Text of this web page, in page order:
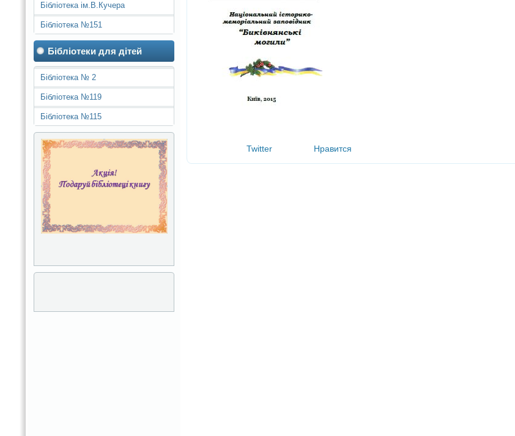
Бібліотека ім.В.Кучера
Бібліотека №151
Бібліотеки для дітей
Бібліотека № 2
Бібліотека №119
Бібліотека №115
Twitter Нравится